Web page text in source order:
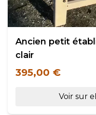
Ancien petit
clair
395,00 €
Voir sur